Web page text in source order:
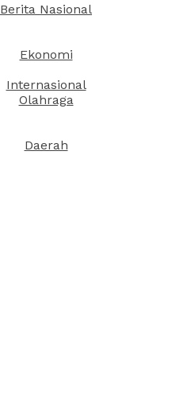
Berita Nasional
Ekonomi
Internasional
Olahraga
Daerah